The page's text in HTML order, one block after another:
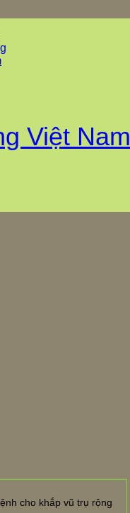
Việt Nam
cho khắp vũ trụ rộng